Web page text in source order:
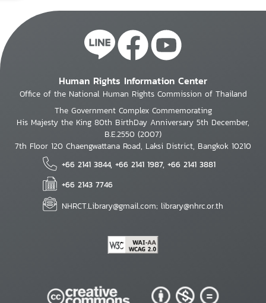
Human Rights Information Center
Office of the National Human Rights Commission of Thailand
The Government Complex Commemorating
His Majesty the King 80th BirthDay Anniversary 5th December,
B.E.2550 (2007)
7th Floor 120 Chaengwattana Road, Laksi District, Bangkok 10210
+66 2141 3844, +66 2141 1987, +66 2141 3881
+66 2143 7746
NHRCT.Library@gmail.com; library@nhrc.or.th